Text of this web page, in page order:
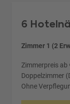
6
Zimmer 1 (2
Zimmerpreis ab
Doppelzimmer
Ohne